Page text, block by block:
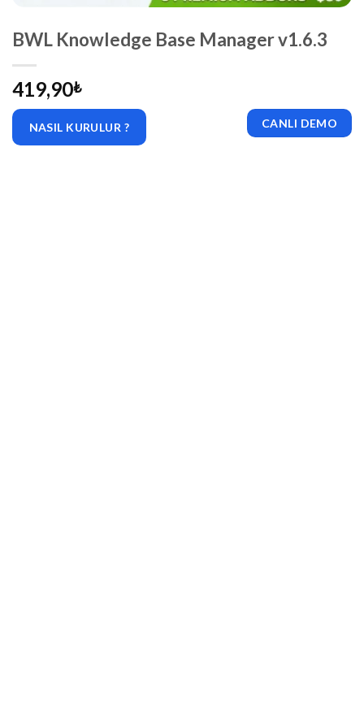
BWL Knowledge Base Manager v1.6.3
419,90₺
NASIL KURULUR ? CANLI DEMO